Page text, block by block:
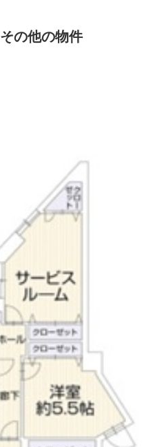
その他の物件